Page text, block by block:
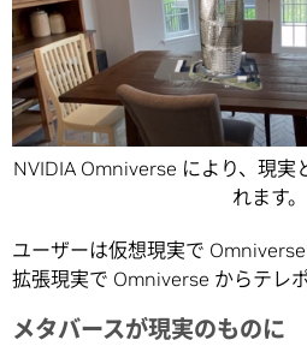
NVIDIA Omniverse により、現実
れます。
ユーザーは仮想現実で
拡張現実で Omniverse からテレポ
メタバースが現実のものに